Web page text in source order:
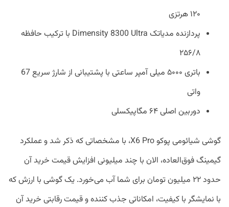
۱۲۰ هرتزی
پردازنده مدیاتک Dimensity 8300 Ultra با ترکیب حافظه
۲۵۶/۸
باتری ۵۰۰۰ میلی آمپر ساعتی با پشتیبانی از شارژ سریع 67
واتی
دوربین اصلی ۶۴ مگاپیکسلی
گوشی شیائومی پوکو X6 Pro، با مشخصاتی که ذکر شد و عملکرد
گیمینگ فوق‌العاده، الان با چند میلیونی افزایش قیمت خرید آن
حدود ۲۲ میلیون تومان برای شما آب می‌خورد. یک گوشی با ارزش که
با نمایشگر با کیفیت، امکاناتی جذب کننده و قیمت رقابتی خرید آن